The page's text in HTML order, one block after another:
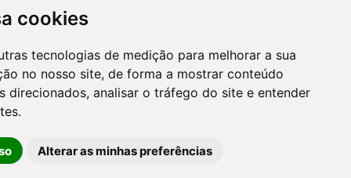
cookies
tecnologias de medição para melhorar a sua
no nosso site, de forma a mostrar conteúdo
direcionados, analisar o tráfego do site e entender
Alterar as minhas preferências
211 - Vila Caldas, Carapicuíba/SP
205 - Vila Caldas, Carapicuíba/SP